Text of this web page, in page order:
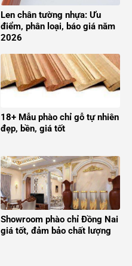
Len chân tường nhựa: Ưu
điểm, phân loại, báo giá năm
2026
18+ Mẫu phào chỉ gỗ tự nhiên
đẹp, bền, giá tốt
Showroom phào chỉ Đồng Nai
giá tốt, đảm bảo chất lượng